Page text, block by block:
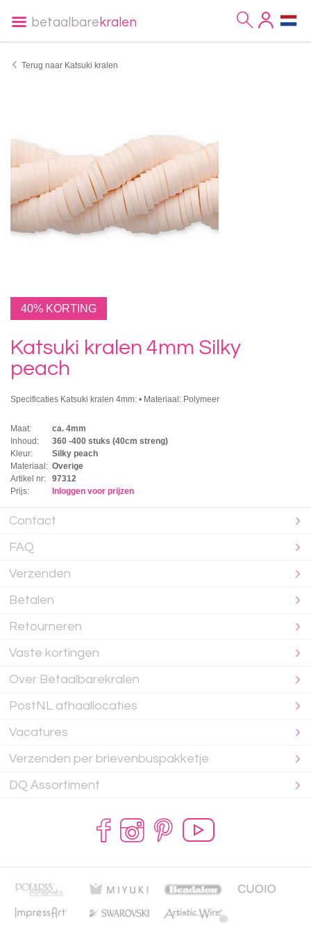
betaalbare kralen
Terug naar Katsuki kralen
40% KORTING
Katsuki kralen 4mm Silky
peach
Specificaties Katsuki kralen 4mm: • Materiaal: Polymeer
Maat:
ca. 4mm
Inhoud:
360 -400 stuks (40cm streng)
Kleur:
Silky peach
Materiaal: Overige
Artikel nr:
97312
Prijs:
Inloggen voor prijzen
Contact
FAQ
Verzenden
Betalen
Retourneren
Vaste kortingen
Over Betaalbarekralen
PostNL afhaallocaties
Vacatures
Verzenden per brievenbuspakketje
DQ Assortiment